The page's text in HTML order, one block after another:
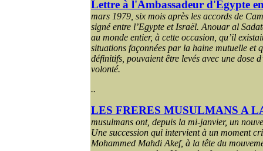
Lettre à l'Ambassadeur d'Egypte
mars 1979, six mois après les accords de
signé entre l’Egypte et Israël. Anouar al
au monde entier, à cette occasion, qu’il
situations façonnées par la haine mutuelle et
définitifs, pouvaient être levés avec une dose
volonté.
..
LES FRERES MUSULMANS A
musulmans ont, depuis la mi-janvier, un
Une succession qui intervient à un moment
Mohammed Mahdi Akef, à la tête du